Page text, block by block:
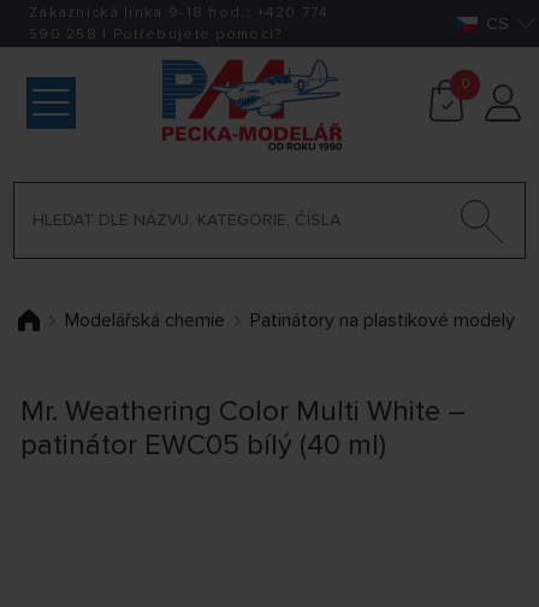
Zákaznická linka 9-18 hod.: +420 774
590 258 | Potřebujete pomoci? CS
0
Modelářská chemie Patinátory na plastikové modely
Mr. Weathering Color Multi White –
patinátor EWC05 bílý (40 ml)